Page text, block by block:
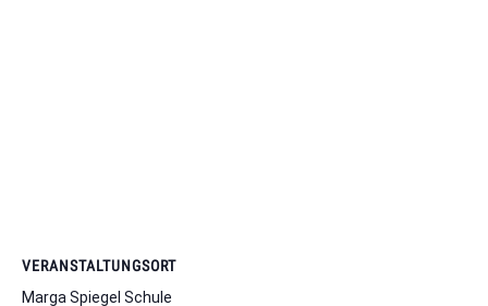
VERANSTALTUNGSORT
Marga Spiegel Schule